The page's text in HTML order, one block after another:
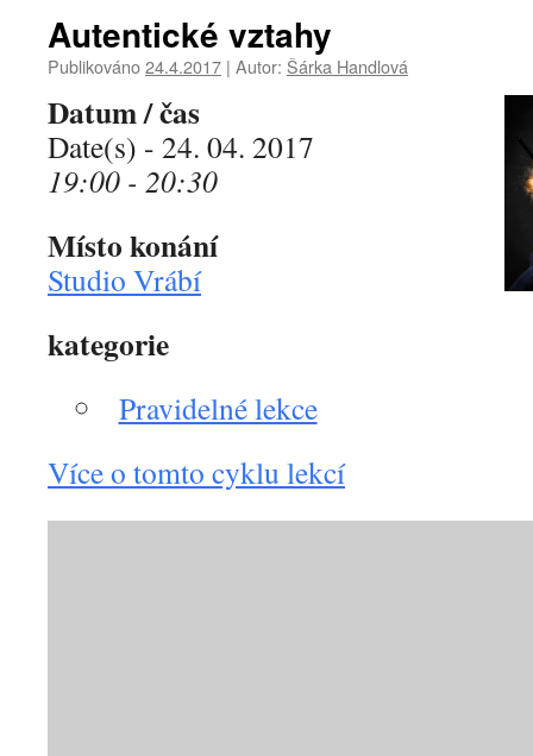
Autentické vztahy
Publikováno24.4.2017 | Autor: Šárka Handlová
Datum / čas
Date(s) - 24. 04. 2017
19:00 - 20:30
Místo konání
Studio Vrábí
kategorie
Pravidelné lekce
Více o tomto cyklu lekcí